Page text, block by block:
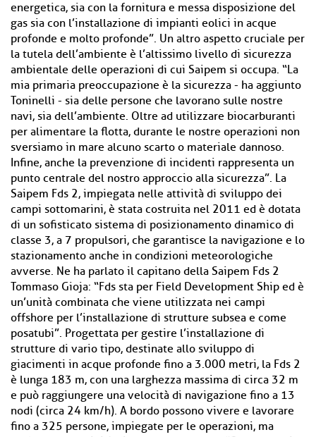
energetica, sia con la fornitura e messa disposizione del
gas sia con l’installazione di impianti eolici in acque
profonde e molto profonde”. Un altro aspetto cruciale per
la tutela dell’ambiente è l’altissimo livello di sicurezza
ambientale delle operazioni di cui Saipem si occupa. “La
mia primaria preoccupazione è la sicurezza - ha aggiunto
Toninelli - sia delle persone che lavorano sulle nostre
navi, sia dell’ambiente. Oltre ad utilizzare biocarburanti
per alimentare la flotta, durante le nostre operazioni non
sversiamo in mare alcuno scarto o materiale dannoso.
Infine, anche la prevenzione di incidenti rappresenta un
punto centrale del nostro approccio alla sicurezza”. La
Saipem Fds 2, impiegata nelle attività di sviluppo dei
campi sottomarini, è stata costruita nel 2011 ed è dotata
di un sofisticato sistema di posizionamento dinamico di
classe 3, a 7 propulsori, che garantisce la navigazione e lo
stazionamento anche in condizioni meteorologiche
avverse. Ne ha parlato il capitano della Saipem Fds 2
Tommaso Gioja: “Fds sta per Field Development Ship ed è
un’unità combinata che viene utilizzata nei campi
offshore per l’installazione di strutture subsea e come
posatubi”. Progettata per gestire l’installazione di
strutture di vario tipo, destinate allo sviluppo di
giacimenti in acque profonde fino a 3.000 metri, la Fds 2
è lunga 183 m, con una larghezza massima di circa 32 m
e può raggiungere una velocità di navigazione fino a 13
nodi (circa 24 km/h). A bordo possono vivere e lavorare
fino a 325 persone, impiegate per le operazioni, ma